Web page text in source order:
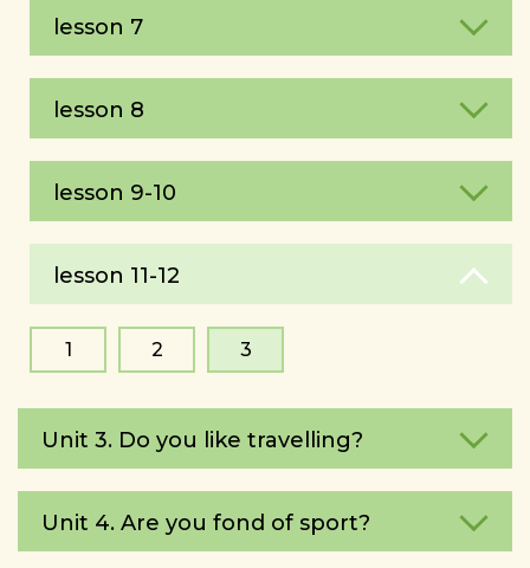
lesson 7
lesson 8
lesson 9-10
lesson 11-12
1 2 3
Unit 3. Do you like travelling?
Unit 4. Are you fond of sport?